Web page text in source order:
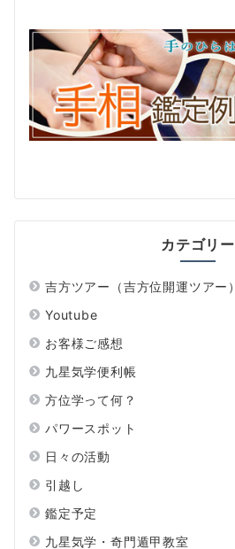
カテゴリー
吉方ツアー（吉方位開運ツアー）
Youtube
お客様ご感想
九星気学便利帳
方位学って何？
パワースポット
日々の活動
引越し
鑑定予定
九星気学・奇門遁甲教室